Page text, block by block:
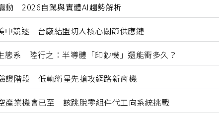
動 2026自駕與實體AI趨勢解析
中競逐 台廠結盟切入核心關節供應鏈
態系 陸行之：半導體「印鈔機」還能衝多久？
證階段 低軌衛星先搶攻網路新商機
產業機會已至 該跳脫零組件代工向系統挑戰